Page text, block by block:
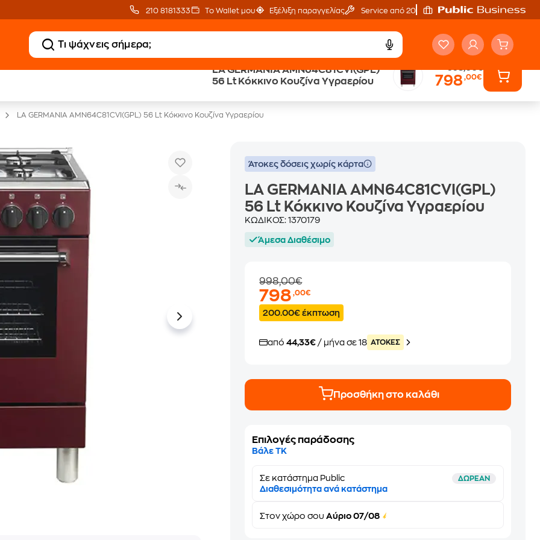
210 8181333 Το Wallet μου Εξέλιξη παραγγελίας Service από 20'
LA GERMANIA AMN64C81CVI(GPL)
56 Lt Κόκκινο Κουζίνα Υγραερίου
798,00€
Άτοκες Δόσεις Public επιστροφή €
LA GERMANIA AMN64C81CVI(GPL) 56 Lt Κόκκινο Κουζίνα Υγραερίου
Άτοκες δόσεις χωρίς κάρτα
LA GERMANIA AMN64C81CVI(GPL)
56 Lt Κόκκινο Κουζίνα Υγραερίου
ΚΩΔΙΚΟΣ:1370179
Άμεσα Διαθέσιμο
998,00€
798,00€
200.00€ έκπτωση
από44,33€ / μήνα σε 18 ATOKEΣ
Προσθήκη στο καλάθι
Επιλογές παράδοσης
Βάλε ΤΚ
Σε κατάστημα Public ΔΩΡΕΑΝ
Διαθεσιμότητα ανά κατάστημα
Στονχώρο σου Αύριο 07/08